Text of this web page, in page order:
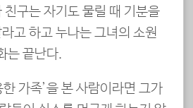
구는 자기도 물릴 때 기분을
고 하고 누나는 그녀의 소원
는 끝난다.
가족’을 본 사람이라면 그가